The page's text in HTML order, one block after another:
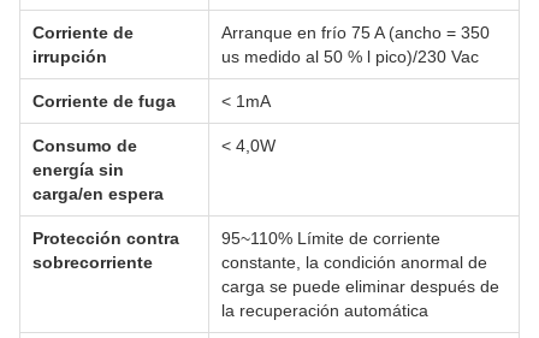
Corriente de
irrupción
Arranque en frío 75 A (ancho = 350
us medido al 50 % l pico)/230 Vac
Corriente de fuga < 1mA
Consumo de
energía sin
carga/en espera
< 4,0W
Protección contra
sobrecorriente
95~110% Límite de corriente
constante, la condición anormal de
carga se puede eliminar después de
la recuperación automática